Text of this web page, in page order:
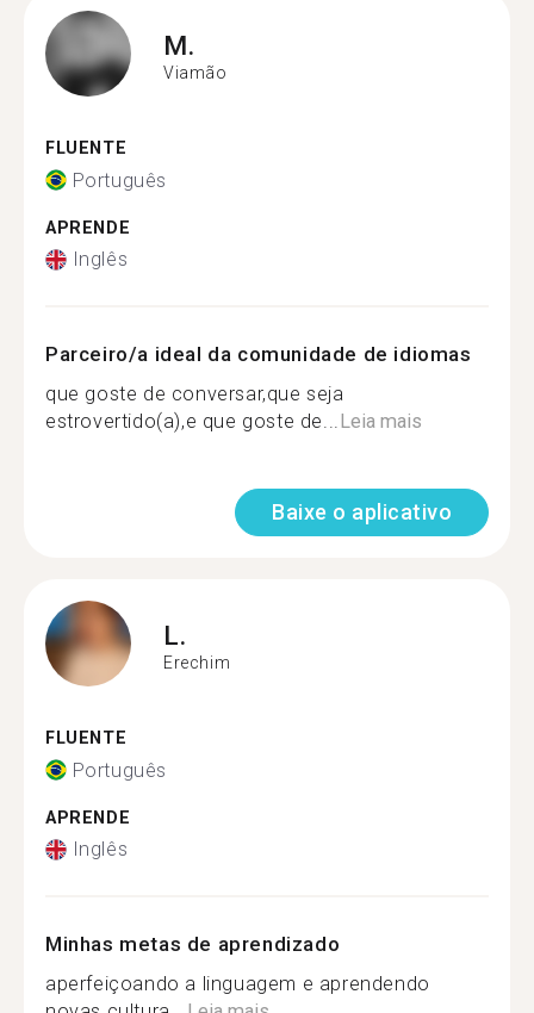
M.
Viamão
FLUENTE
Português
APRENDE
Inglês
Parceiro/a ideal da comunidade de idiomas
que goste de conversar,que seja
estrovertido(a),e que goste de...Leia mais
Baixe o aplicativo
L.
Erechim
FLUENTE
Português
APRENDE
Inglês
Minhas metas de aprendizado
aperfeiçoando a linguagem e aprendendo